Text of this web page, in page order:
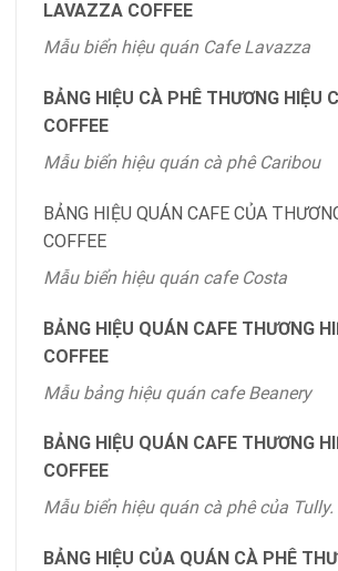
LAVAZZA COFFEE
Mẫu biển hiệu quán Cafe Lavazza
BẢNG HIỆU CÀ PHÊ THƯƠNG HIỆU
COFFEE
Mẫu biển hiệu quán cà phê Caribou
BẢNG HIỆU QUÁN CAFE CỦA
COFFEE
Mẫu biển hiệu quán cafe Costa
BẢNG HIỆU QUÁN CAFE THƯƠNG
COFFEE
Mẫu bảng hiệu quán cafe Beanery
BẢNG HIỆU QUÁN CAFE THƯƠNG
COFFEE
Mẫu biển hiệu quán cà phê của Tully.
BẢNG HIỆU CỦA QUÁN CÀ PHÊ